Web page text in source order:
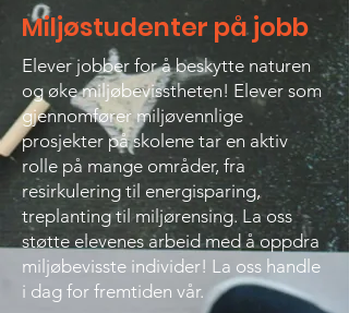
Miljøstudenter på jobb
Elever jobber for å beskytte naturen
og øke miljøbevisstheten! Elever som
gjennomfører miljøvennlige
prosjekter på skolene tar en aktiv
rolle på mange områder, fra
resirkulering til energisparing,
treplanting til miljørensing. La oss
støtte elevenes arbeid med å oppdra
miljøbevisste individer! La oss handle
i dag for fremtiden vår.